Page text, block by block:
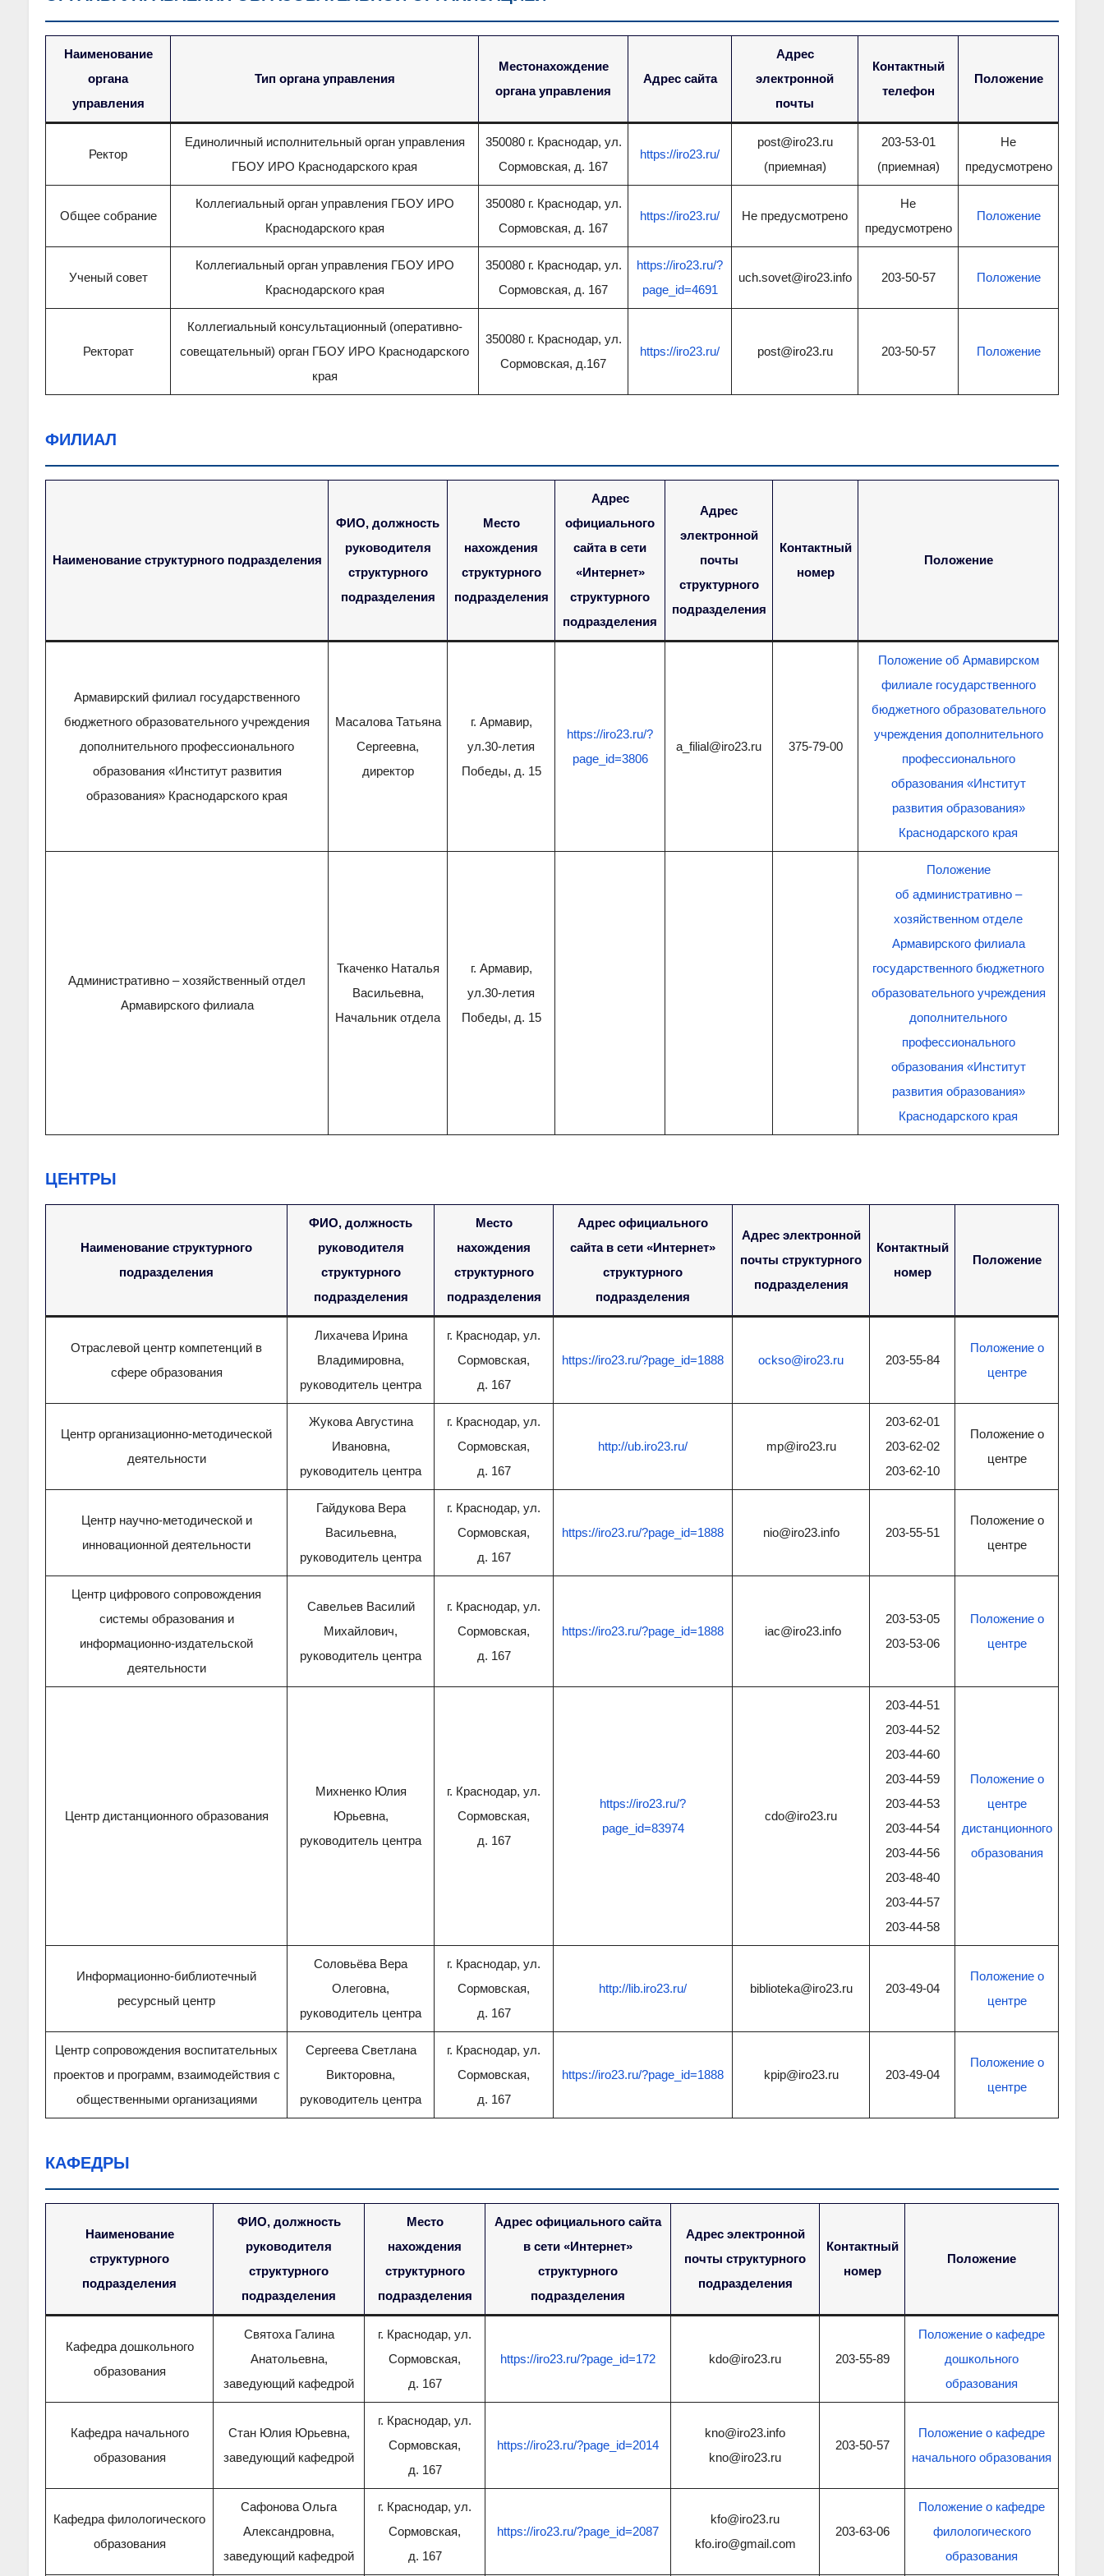
Наименование
органа
управления
Тип органа управления
Местонахождение
органа управления
Адрес сайта
Адрес
электронной
почты
Контактный
телефон
Положение
Ректор
Единоличный исполнительный орган управления
ГБОУ ИРО Краснодарского края
350080 г. Краснодар, ул.
Сормовская, д. 167
https://iro23.ru/
post@iro23.ru
(приемная)
203-53-01
(приемная)
Не
предусмотрено
Общее собрание
Коллегиальный орган управления ГБОУ ИРО
Краснодарского края
350080 г. Краснодар, ул.
Сормовская, д. 167
https://iro23.ru/ Не предусмотрено
Не
предусмотрено
Положение
Ученый совет
Коллегиальный орган управления ГБОУ ИРО
Краснодарского края
350080 г. Краснодар, ул.
Сормовская, д. 167
https://iro23.ru/?
page_id=4691
uch.sovet@iro23.info 203-50-57 Положение
Ректорат
Коллегиальный консультационный (оперативно-
совещательный) орган ГБОУ ИРО Краснодарского
края
350080 г. Краснодар, ул.
Сормовская, д.167
https://iro23.ru/ post@iro23.ru 203-50-57 Положение
ФИЛИАЛ
Наименование структурного подразделения
ФИО, должность
руководителя
структурного
подразделения
Место
нахождения
структурного
подразделения
Адрес
официального
сайта в сети
«Интернет»
структурного
подразделения
Адрес
электронной
почты
структурного
подразделения
Контактный
номер
Положение
Армавирский филиал государственного
бюджетного образовательного учреждения
дополнительного профессионального
образования «Институт развития
образования» Краснодарского края
Масалова Татьяна
Сергеевна,
директор
г. Армавир,
ул.30-летия
Победы, д. 15
https://iro23.ru/?
page_id=3806
a_filial@iro23.ru 375-79-00
Положение об Армавирском
филиале государственного
бюджетного образовательного
учреждения дополнительного
профессионального
образования «Институт
развития образования»
Краснодарского края
Административно – хозяйственный отдел
Армавирского филиала
Ткаченко Наталья
Васильевна,
Начальник отдела
г. Армавир,
ул.30-летия
Победы, д. 15
Положение
об административно –
хозяйственном отделе
Армавирского филиала
государственного бюджетного
образовательного учреждения
дополнительного
профессионального
образования «Институт
развития образования»
Краснодарского края
ЦЕНТРЫ
Наименование структурного
подразделения
ФИО, должность
руководителя
структурного
подразделения
Место
нахождения
структурного
подразделения
Адрес официального
сайта в сети «Интернет»
структурного
подразделения
Адрес электронной
почты структурного
подразделения
Контактный
номер
Положение
Отраслевой центр компетенций в
сфере образования
Лихачева Ирина
Владимировна,
руководитель центра
г. Краснодар, ул.
Сормовская,
д. 167
https://iro23.ru/?page_id=1888 ockso@iro23.ru 203-55-84
Положение о
центре
Центр организационно-методической
деятельности
Жукова Августина
Ивановна,
руководитель центра
г. Краснодар, ул.
Сормовская,
д. 167
http://ub.iro23.ru/ mp@iro23.ru
203-62-01
203-62-02
203-62-10
Положение о
центре
Центр научно-методической и
инновационной деятельности
Гайдукова Вера
Васильевна,
руководитель центра
г. Краснодар, ул.
Сормовская,
д. 167
https://iro23.ru/?page_id=1888 nio@iro23.info 203-55-51
Положение о
центре
Центр цифрового сопровождения
системы образования и
информационно-издательской
деятельности
Савельев Василий
Михайлович,
руководитель центра
г. Краснодар, ул.
Сормовская,
д. 167
https://iro23.ru/?page_id=1888 iac@iro23.info
203-53-05
203-53-06
Положение о
центре
Центр дистанционного образования
Михненко Юлия
Юрьевна,
руководитель центра
г. Краснодар, ул.
Сормовская,
д. 167
https://iro23.ru/?
page_id=83974
cdo@iro23.ru
203-44-51
203-44-52
203-44-60
203-44-59
203-44-53
203-44-54
203-44-56
203-48-40
203-44-57
203-44-58
Положение о
центре
дистанционного
образования
Информационно-библиотечный
ресурсный центр
Соловьёва Вера
Олеговна,
руководитель центра
г. Краснодар, ул.
Сормовская,
д. 167
http://lib.iro23.ru/ biblioteka@iro23.ru 203-49-04
Положение о
центре
Центр сопровождения воспитательных
проектов и программ, взаимодействия с
общественными организациями
Сергеева Светлана
Викторовна,
руководитель центра
г. Краснодар, ул.
Сормовская,
д. 167
https://iro23.ru/?page_id=1888 kpip@iro23.ru 203-49-04
Положение о
центре
КАФЕДРЫ
Наименование
структурного
подразделения
ФИО, должность
руководителя
структурного
подразделения
Место
нахождения
структурного
подразделения
Адрес официального сайта
в сети «Интернет»
структурного
подразделения
Адрес электронной
почты структурного
подразделения
Контактный
номер
Положение
Кафедра дошкольного
образования
Святоха Галина
Анатольевна,
заведующий кафедрой
г. Краснодар, ул.
Сормовская,
д. 167
https://iro23.ru/?page_id=172 kdo@iro23.ru 203-55-89
Положение о кафедре
дошкольного
образования
Кафедра начального
образования
Стан Юлия Юрьевна,
заведующий кафедрой
г. Краснодар, ул.
Сормовская,
д. 167
https://iro23.ru/?page_id=2014
kno@iro23.info
kno@iro23.ru
203-50-57
Положение о кафедре
начального образования
Кафедра филологического
образования
Сафонова Ольга
Александровна,
заведующий кафедрой
г. Краснодар, ул.
Сормовская,
д. 167
https://iro23.ru/?page_id=2087
kfo@iro23.ru
kfo.iro@gmail.com
203-63-06
Положение о кафедре
филологического
образования